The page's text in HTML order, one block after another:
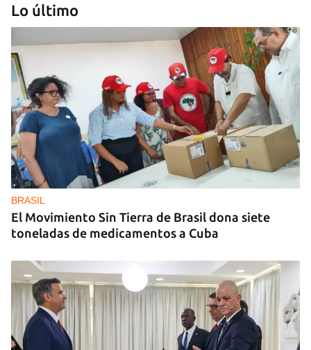
MIAMI
La hija de un diplomático castrista expulsado de
EE UU en 2003 está bajo custodia del ICE
Lo último
BRASIL
El Movimiento Sin Tierra de Brasil dona siete
toneladas de medicamentos a Cuba